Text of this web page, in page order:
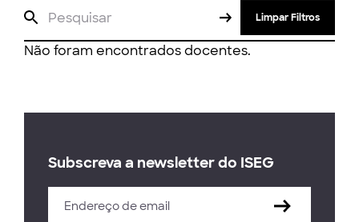
Limpar Filtros
Não foram encontrados docentes.
Subscreva a newsletter do ISEG